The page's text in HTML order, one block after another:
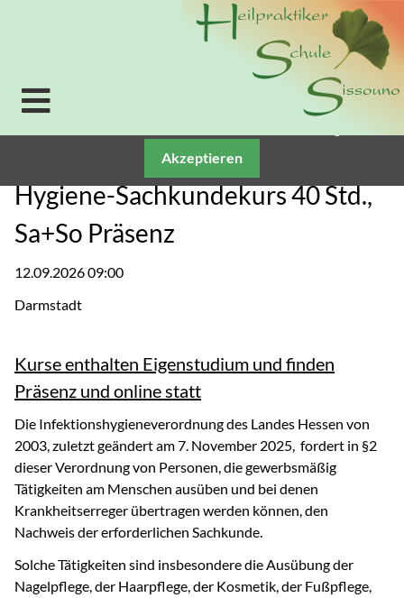
Hygiene-Sachkundekurs 40 Std.,
Sa+So Präsenz
12.09.2026 09:00
Darmstadt
Kurse enthalten Eigenstudium und finden
Präsenz und online statt
Die Infektionshygieneverordnung des Landes Hessen von
2003, zuletzt geändert am 7. November 2025, fordert in §2
dieser Verordnung von Personen, die gewerbsmäßig
Tätigkeiten am Menschen ausüben und bei denen
Krankheitserreger übertragen werden können, den
Nachweis der erforderlichen Sachkunde.
Solche Tätigkeiten sind insbesondere die Ausübung der
Nagelpflege, der Haarpflege, der Kosmetik, der Fußpflege,
Verwendung von Cookies: Um unsere Webseite für Sie
optimal zu gestalten und fortlaufend verbessern zu
können, verwenden wir Cookies. Durch die weitere
Nutzung der Webseite stimmen Sie der Verwendung
von Cookies zu. Weitere Informationen zu Cookies
Akzeptieren